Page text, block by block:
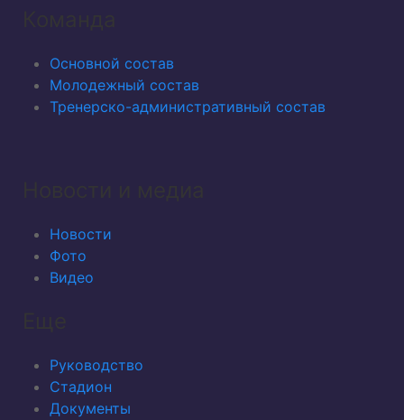
Основной состав
Молодежный состав
Тренерско-административный состав
Новости
Фото
Видео
Руководство
Стадион
Документы